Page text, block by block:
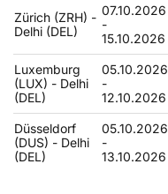
Zürich (ZRH) -
Delhi (DEL)
07.10.2026
-
15.10.2026
Luxemburg
(LUX) - Delhi
(DEL)
05.10.2026
-
12.10.2026
Düsseldorf
(DUS) - Delhi
(DEL)
05.10.2026
-
13.10.2026